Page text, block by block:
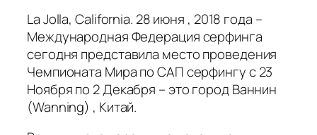
La Jolla, California. 28 июня , 2018 года –
Международная Федерация серфинга
сегодня представила место проведения
Чемпионата Мира по САП серфингу с 23
Ноября по 2 Декабря – это город Ваннин
(Wanning) , Китай.